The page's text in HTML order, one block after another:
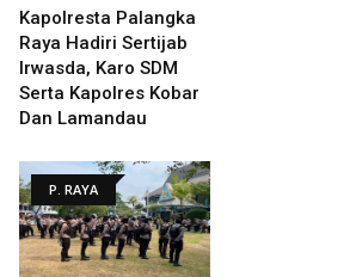
Kapolresta Palangka
Raya Hadiri Sertijab
Irwasda, Karo SDM
Serta Kapolres Kobar
Dan Lamandau
P. RAYA